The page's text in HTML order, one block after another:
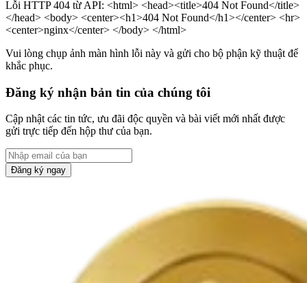
Lỗi HTTP 404 từ API: <html> <head><title>404 Not Found</title>
</head> <body> <center><h1>404 Not Found</h1></center> <hr>
<center>nginx</center> </body> </html>
Vui lòng chụp ảnh màn hình lỗi này và gửi cho bộ phận kỹ thuật để
khắc phục.
Đăng ký nhận bản tin của chúng tôi
Cập nhật các tin tức, ưu đãi độc quyền và bài viết mới nhất được
gửi trực tiếp đến hộp thư của bạn.
Đăng ký ngay